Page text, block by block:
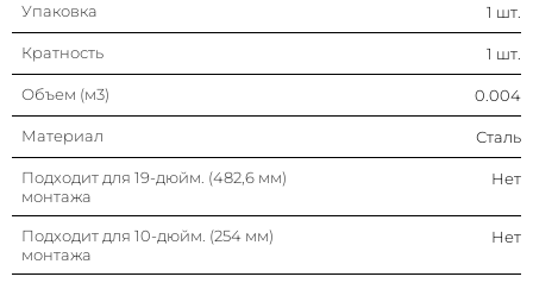
Упаковка 1 шт.
Кратность 1 шт.
Объем (м3) 0.004
Материал Сталь
Подходит для 19-дюйм. (482,6 мм)
монтажа
Нет
Подходит для 10-дюйм. (254 мм)
монтажа
Нет